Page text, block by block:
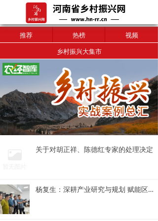
推荐 热榜
视频
乡村振兴大集市
关于对胡正祥、陈德红专家的处理决定
杨复生：深耕产业研究与规划 赋能区域经济高质量发展